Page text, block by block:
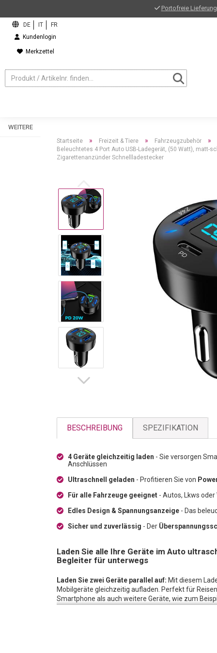
Portofreie Lieferung
Kundenlogin
Merkzettel
WEITERE
Startseite » Freizeit & Tiere » Fahrzeugzubehör »
Beleuchtetes 4 Port Auto USB-Ladegerät, (50 Watt), matt-
Zigarettenanzünder Schnellladestecker
BESCHREIBUNG SPEZIFIKATION
4 Geräte gleichzeitig laden - Sie versorgen
Anschlüssen
Ultraschnell geladen - Profitieren Sie von
Für alle Fahrzeuge geeignet - Autos, Lkws
Edles Design & Spannungsanzeige - Das
Sicher und zuverlässig - Der
Laden Sie alle Ihre Geräte im Auto
Begleiter für unterwegs
Laden Sie zwei Geräte parallel auf: Mit diesem
Mobilgeräte gleichzeitig aufladen. Perfekt für
Smartphone als auch weitere Geräte, wie zum
Ihr neues
Fahrzeugen und eignet sich für das Aufladen aller